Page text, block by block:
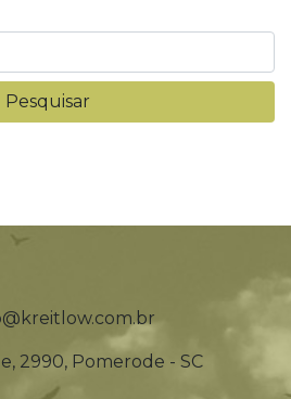
2990, Pomerode - SC